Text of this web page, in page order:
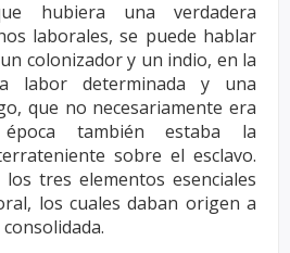
hubiera una verdadera
laborales, se puede hablar
colonizador y un indio, en la
labor determinada y una
que no necesariamente era
también estaba la
sobre el esclavo.
tres elementos esenciales
los cualesdaban origen a